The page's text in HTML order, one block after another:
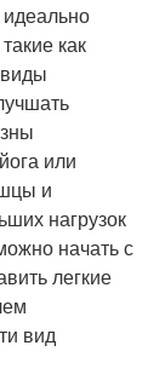
как
или
и
нагрузок
начать с
легкие
вид